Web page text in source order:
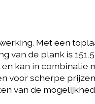
Met een
de plank is
kan in combinatie
voor scherpe prijzen
van de